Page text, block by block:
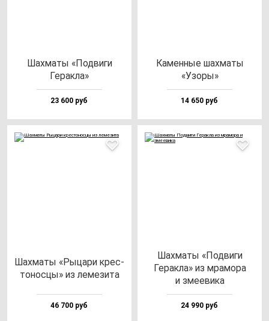
Шах­ма­ты «Под­ви­ги
Герак­ла»
23 600 руб
Камен­ные шах­ма­ты
«Узо­ры»
14 650 руб
Шах­ма­ты «Рыца­ри крес­
то­нос­цы» из ле­ме­зи­та
46 700 руб
Шах­ма­ты «Под­ви­ги
Герак­ла» из мра­мо­ра
и зме­еви­ка
24 990 руб